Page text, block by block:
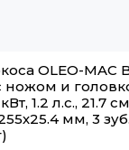
OLEO-MAC
ножом и
1.2 л.с., 21.7
мм, 3